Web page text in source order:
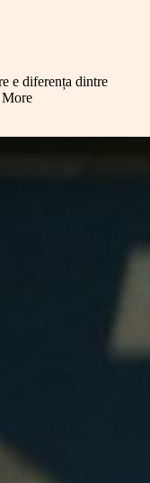
e diferența dintre
More